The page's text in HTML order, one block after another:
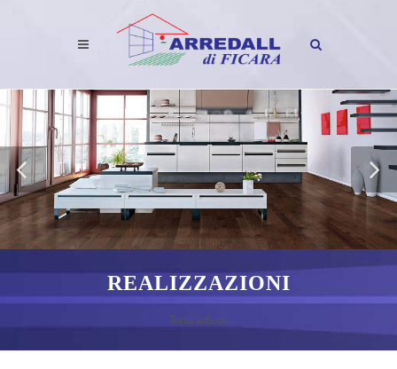
REALIZZAZIONI
Torna indietro